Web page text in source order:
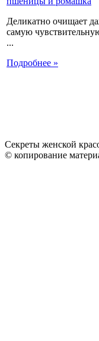
Деликатно очищает
самую
...
Подробнее »
Секреты женской
© копирование